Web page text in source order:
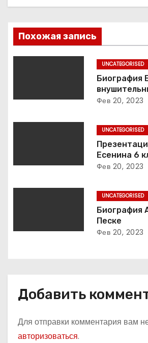
и
я
п
з
а
и
Похожая запись
UNCATEGORISED
Биография
интимные
Фев 20, 2023
UNCATEGORISED
Есенина 6
подробное
Фев 20, 2023
UNCATEGORISED
Биография
Песке
Фев 20, 2023
Добавить
Для отправки комментария вам
авторизоваться.